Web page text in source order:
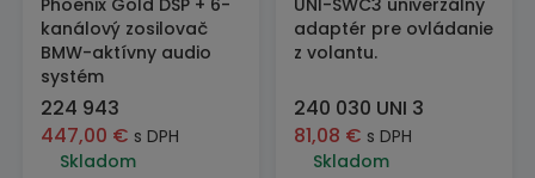
Phoenix Gold DSP + 6-
kanálový zosilovač
BMW-aktívny audio
systém
224 943
447,00 € s DPH
Skladom
UNI-SWC3 univerzálny
adaptér pre ovládanie
z volantu.
240 030 UNI 3
81,08 € s DPH
Skladom